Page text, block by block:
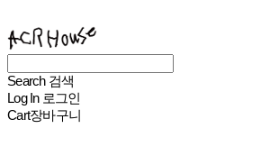
Search 검색
Log In 로그인
Cart장바구니